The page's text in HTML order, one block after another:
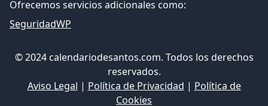
Ofrecemos servicios adicionales como:
SeguridadWP
© 2024 calendariodesantos.com. Todos los derechos
reservados.
Aviso Legal | Política de Privacidad | Política de
Cookies